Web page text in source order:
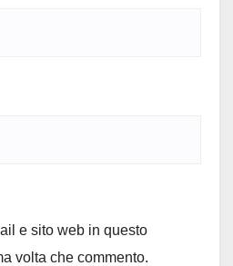
e sito web in questo
volta che commento.